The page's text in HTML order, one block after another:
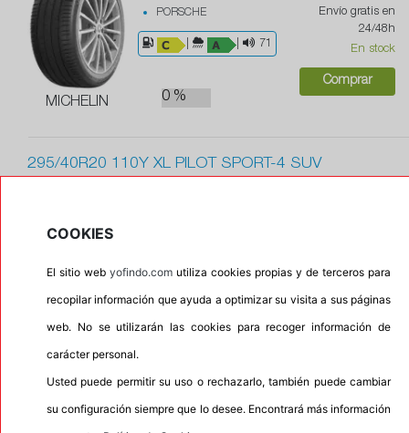
MICHELIN
PORSCHE
71
0 %
Envío gratis en
24/48h
En stock
Comprar
295/40R20 110Y XL PILOT SPORT-4 SUV
0 %
24/48h
En stock
Comprar
Recomendado
COOKIES
El sitio web yofindo.com utiliza cookies propias y de terceros para
recopilar información que ayuda a optimizar su visita a sus páginas
web. No se utilizarán las cookies para recoger información de
carácter personal.
Usted puede permitir su uso o rechazarlo, también puede cambiar
su configuración siempre que lo desee. Encontrará más información